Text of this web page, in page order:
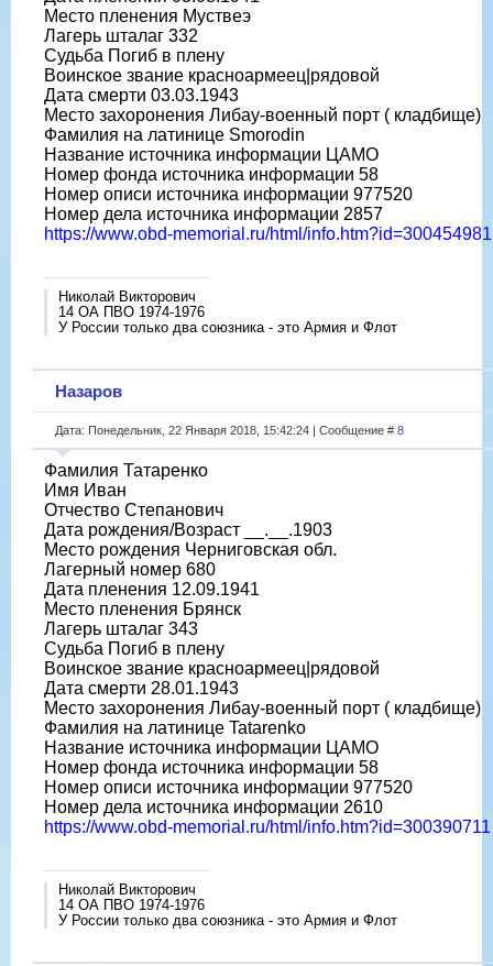
Место пленения Муствеэ
Лагерь шталаг 332
Судьба Погиб в плену
Воинское звание красноармеец|рядовой
Дата смерти 03.03.1943
Место захоронения Либау-военный порт ( кладбище)
Фамилия на латинице Smorodin
Название источника информации ЦАМО
Номер фонда источника информации 58
Номер описи источника информации 977520
Номер дела источника информации 2857
https://www.obd-memorial.ru/html/info.htm?id=300454981
Николай Викторович
14 ОА ПВО 1974-1976
У России только два союзника - это Армия и Флот
Назаров
Дата: Понедельник, 22 Января 2018, 15:42:24 | Сообщение # 8
Фамилия Татаренко
Имя Иван
Отчество Степанович
Дата рождения/Возраст __.__.1903
Место рождения Черниговская обл.
Лагерный номер 680
Дата пленения 12.09.1941
Место пленения Брянск
Лагерь шталаг 343
Судьба Погиб в плену
Воинское звание красноармеец|рядовой
Дата смерти 28.01.1943
Место захоронения Либау-военный порт ( кладбище)
Фамилия на латинице Tatarenko
Название источника информации ЦАМО
Номер фонда источника информации 58
Номер описи источника информации 977520
Номер дела источника информации 2610
https://www.obd-memorial.ru/html/info.htm?id=300390711
Николай Викторович
14 ОА ПВО 1974-1976
У России только два союзника - это Армия и Флот